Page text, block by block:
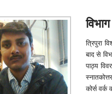
त्रिपुरा
बाद से
पाठ्य
कोर्स